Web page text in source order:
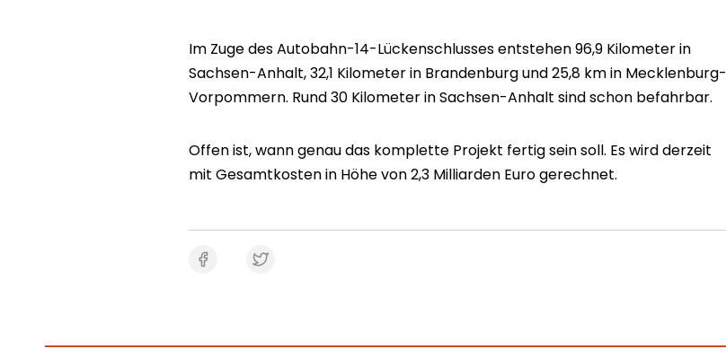
Im Zuge des Autobahn-14-Lückenschlusses entstehen 96,9 Kilometer in
Sachsen-Anhalt, 32,1 Kilometer in Brandenburg und 25,8 km in Mecklenburg-
Vorpommern. Rund 30 Kilometer in Sachsen-Anhalt sind schon befahrbar.
Offen ist, wann genau das komplette Projekt fertig sein soll. Es wird derzeit
mit Gesamtkosten in Höhe von 2,3 Milliarden Euro gerechnet.